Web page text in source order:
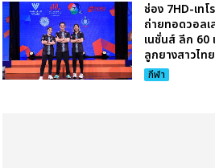
ช่อง 7HD-เทโ
ถ่ายทอดวอล
เนชั่นส์ ลีก 60
ลูกยางสาวไท
กีฬา